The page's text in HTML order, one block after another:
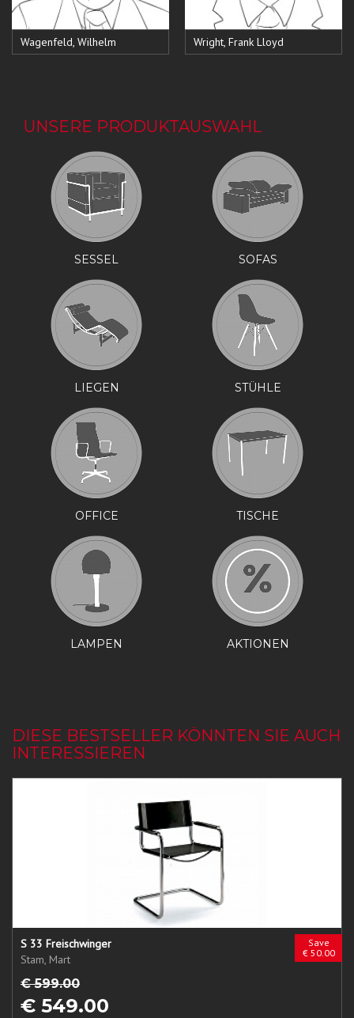
Wagenfeld, Wilhelm Wright, Frank Lloyd
UNSERE PRODUKTAUSWAHL
SESSEL SOFAS
LIEGEN STÜHLE
OFFICE TISCHE
LAMPEN AKTIONEN
DIESE BESTSELLER KÖNNTEN SIE AUCH
INTERESSIEREN
Save
€ 50.00
S 33 Freischwinger
Stam, Mart
€ 599.00
€ 549.00